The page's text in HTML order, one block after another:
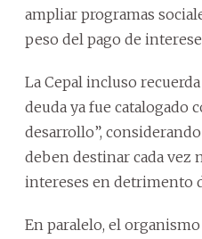
ampliar programas
peso del pago de
La Cepal incluso
deuda ya fue catalogado
desarrollo”,
deben destinar cada vez
intereses en detrimento
En paralelo, el